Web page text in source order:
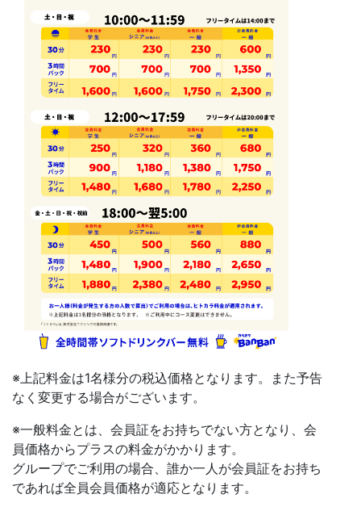
※上記料金は1名様分の税込価格となります。また予告
なく変更する場合がございます。
※一般料金とは、会員証をお持ちでない方となり、会
員価格からプラスの料金がかかります。
グループでご利用の場合、誰か一人が会員証をお持ち
であれば全員会員価格が適応となります。